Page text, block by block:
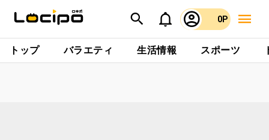
0P
トップ バラエティ 生活情報 スポーツ